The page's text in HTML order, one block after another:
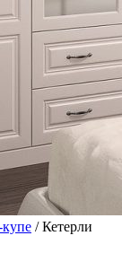
/ Кетерли